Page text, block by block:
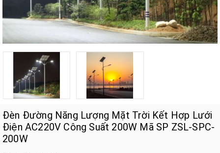
Đèn Đường Năng Lượng Mặt Trời Kết Hợp Lưới
Điện AC220V Công Suất 200W Mã SP ZSL-SPC-
200W